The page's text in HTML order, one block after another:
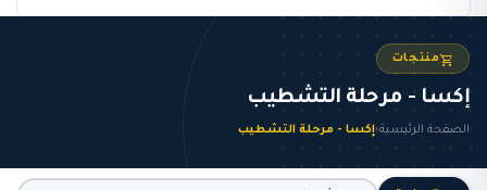
منتجات
إكسا - مرحلة التشطيب
الصفحة الرئيسية›إكسا - مرحلة التشطيب